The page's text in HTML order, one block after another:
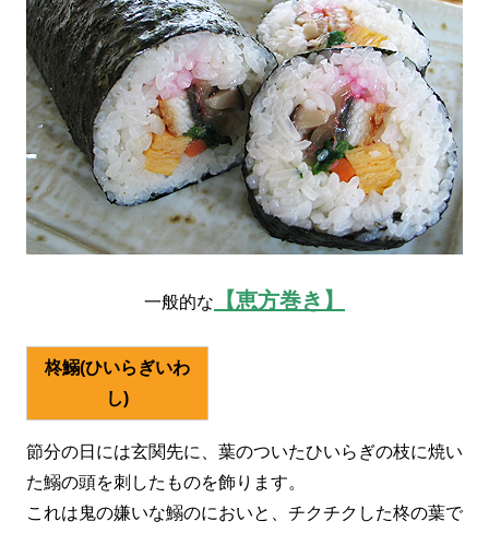
一般的な 【恵方巻き】
柊鰯(ひいらぎいわ
し)
節分の日には玄関先に、葉のついたひいらぎの枝に焼い
た鰯の頭を刺したものを飾ります。
これは鬼の嫌いな鰯のにおいと、チクチクした柊の葉で